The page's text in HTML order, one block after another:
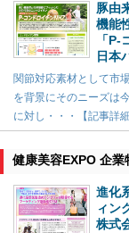
豚由
機能
「P-
日本
関節対応素材として市
を背景にそのニーズは
に対し・・・【記事詳細
健康美容EXPO 企業
進化
ィン
株式